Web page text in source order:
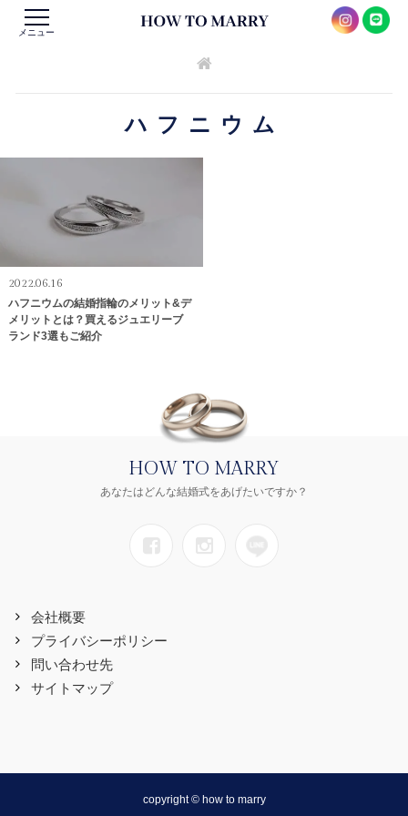
メニュー
ハフニウム
2022.06.16
ハフニウムの結婚指輪のメリット&デ
メリットとは？買えるジュエリーブ
ランド3選もご紹介
HOW TO MARRY
あなたはどんな結婚式をあげたいですか？
会社概要
プライバシーポリシー
問い合わせ先
サイトマップ
copyright © how to marry